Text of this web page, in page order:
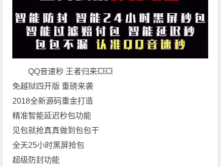
QQ音速秒 王者归来💥💥
免越狱四开版 重磅来袭
2018全新源码重金打造
精准智能延迟秒包功能
见包就抢真真做到包包干
全天25小时黑屏抢包
超级防封功能